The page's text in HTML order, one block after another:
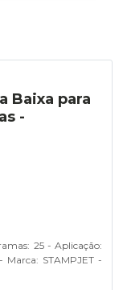
Baixa para
-
25 - Aplicação:
Marca: STAMPJET -